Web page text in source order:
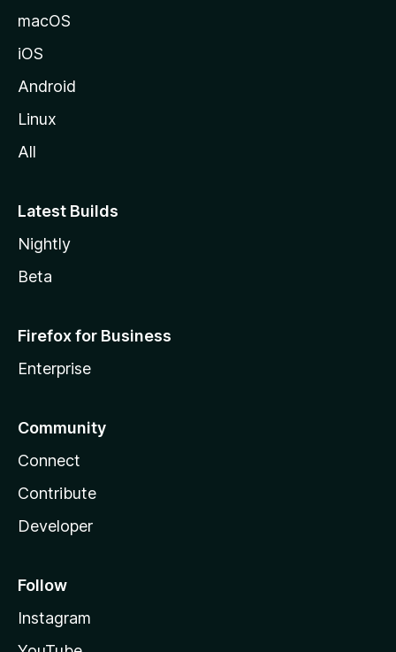
macOS
iOS
Android
Linux
All
Latest Builds
Nightly
Beta
Firefox for Business
Enterprise
Community
Connect
Contribute
Developer
Follow
Instagram